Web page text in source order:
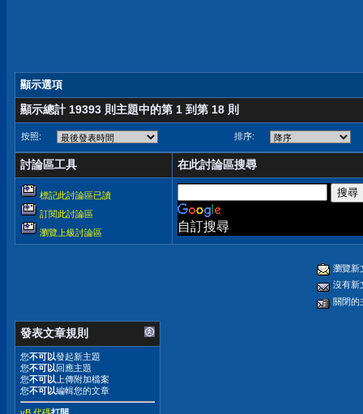
顯示選項
顯示總計 19393 則主題中的第 1 到第 18 則
按照: 排序:
討論區工具 在此討論區搜尋
標記此討論區已讀
訂閱此討論區
瀏覽上級討論區
自訂搜尋
瀏覽新
沒有新
關閉的
發表文章規則
您不可以發起新主題
您不可以回應主題
您不可以 上傳附加檔案
您不可以編輯您的文章